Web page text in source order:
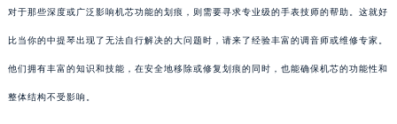
对于那些深度或广泛影响机芯功能的划痕，则需要寻求专业级的手表技师的帮助。这就好
比当你的中提琴出现了无法自行解决的大问题时，请来了经验丰富的调音师或维修专家。
他们拥有丰富的知识和技能，在安全地移除或修复划痕的同时，也能确保机芯的功能性和
整体结构不受影响。